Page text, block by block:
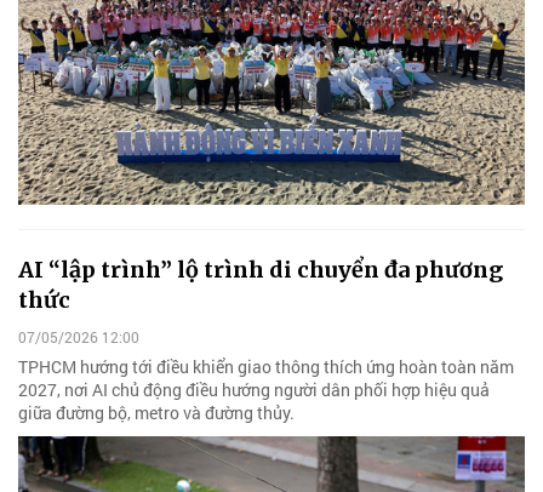
AI “lập trình” lộ trình di chuyển đa phương
thức
07/05/2026 12:00
TPHCM hướng tới điều khiển giao thông thích ứng hoàn toàn năm
2027, nơi AI chủ động điều hướng người dân phối hợp hiệu quả
giữa đường bộ, metro và đường thủy.